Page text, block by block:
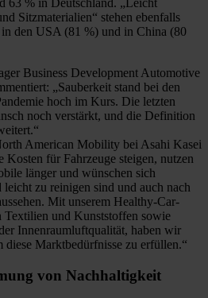
63 % in Deutschland. „Leicht
Sitzmaterialien“ stehen ebenfalls
den USA (81 %) und in China (80
Business Development Automotive
„Sauberkeit stand bei den
hoch im Kurs. Die letzten
noch verstärkt, und die Definition
American Mobility bei Asahi Kasei
für Fahrzeuge steigen, nutzen
länger und wünschen sich
zu reinigen sind und auch nach
Mit unserem Healthy-Car-
und Kunststoffen sowie
Innenraumluftqualität, haben wir
Marktbedürfnisse zu erfüllen.“
von Nachhaltigkeit